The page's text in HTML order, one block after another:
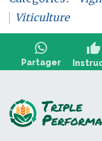
Viticulture
Partager
thumb_up